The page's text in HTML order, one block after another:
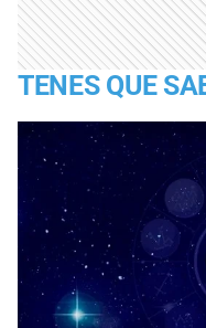
TENES QUE